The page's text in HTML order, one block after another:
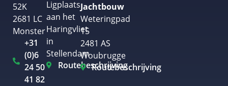
52K
2681 LC
Monster
+31
(0)6
24 50
41 82
Ligplaats
aan het
Haringvliet
in
Stellendam
Routebeschrijving
Jachtbouw
Weteringpad
15
2481 AS
Woubrugge
Routebeschrijving